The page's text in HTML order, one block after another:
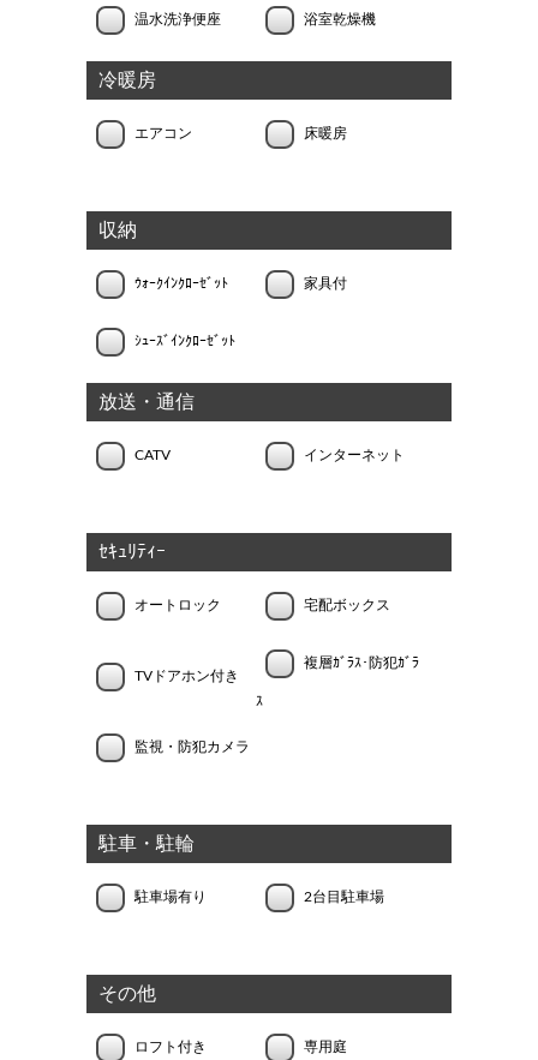
温水洗浄便座 浴室乾燥機
冷暖房
エアコン 床暖房
収納
ｳｫｰｸｲﾝｸﾛｰｾﾞｯﾄ 家具付
ｼｭｰｽﾞｲﾝｸﾛｰｾﾞｯﾄ
放送・通信
CATV インターネット
ｾｷｭﾘﾃｨｰ
オートロック 宅配ボックス
TVドアホン付き
複層ｶﾞﾗｽ･防犯ｶﾞﾗ
ｽ
監視・防犯カメラ
駐車・駐輪
駐車場有り 2台目駐車場
その他
ロフト付き 専用庭